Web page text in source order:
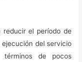
reducir el período de
del servicio
términos de pocos